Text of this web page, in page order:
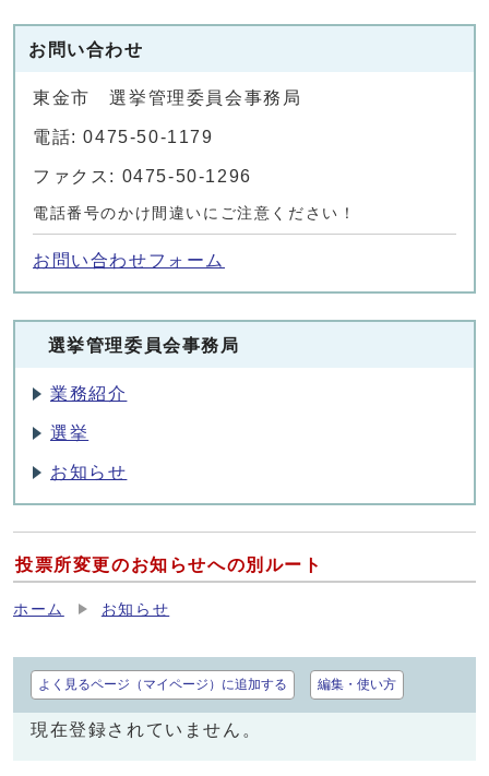
お問い合わせ
東金市 選挙管理委員会事務局
電話: 0475-50-1179
ファクス: 0475-50-1296
電話番号のかけ間違いにご注意ください！
お問い合わせフォーム
選挙管理委員会事務局
業務紹介
選挙
お知らせ
投票所変更のお知らせへの別ルート
ホーム お知らせ
よく見るページ（マイページ）に追加する 編集・使い方
現在登録されていません。